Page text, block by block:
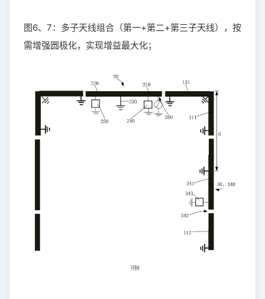
图6、7：多子天线组合（第一+第二+第三子天线），按
需增强圆极化，实现增益最大化；